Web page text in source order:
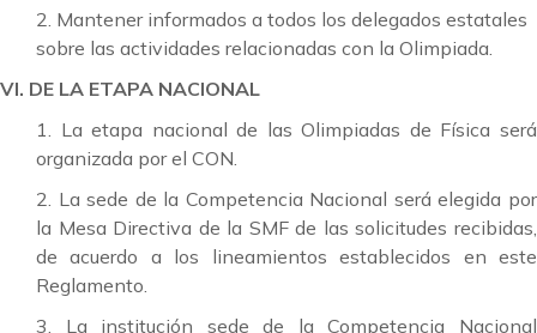
2. Mantener informados a todos los delegados estatales
sobre las actividades relacionadas con la Olimpiada.
VI. DE LA ETAPA NACIONAL
1. La etapa nacional de las Olimpiadas de Física será
organizada por el CON.
2. La sede de la Competencia Nacional será elegida por
la Mesa Directiva de la SMF de las solicitudes recibidas,
de acuerdo a los lineamientos establecidos en este
Reglamento.
3. La institución sede de la Competencia Nacional